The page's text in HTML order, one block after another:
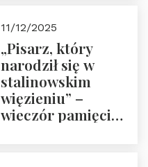
11/12/2025
„Pisarz, który
narodził się w
stalinowskim
więzieniu” –
wieczór pamięci